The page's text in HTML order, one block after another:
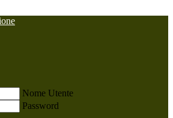
Nome Utente
Password